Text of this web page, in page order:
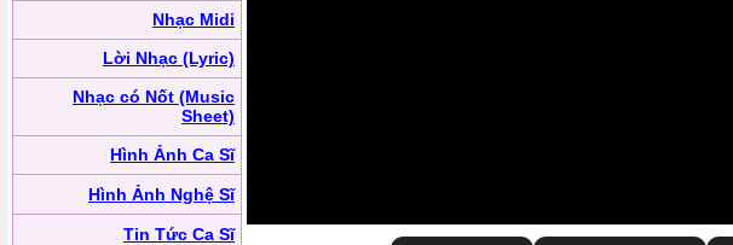
Nhạc Midi
Lời Nhạc (Lyric)
Nhạc có Nốt (Music
Sheet)
Hình Ảnh Ca Sĩ
Hình Ảnh Nghệ Sĩ
Tin Tức Ca Sĩ